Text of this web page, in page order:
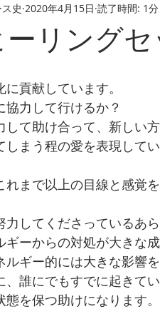
協働 メルマガ
ーリング
史 2020年4月15日 読了時間: 1分
貢献しています。
協力して行けるか？
して助け合って、新しい
しまう程の愛を表現して
まで以上の目線と感覚
力してくださっているあ
ギーからの対処が大きな
ルギー的には大きな影響
、誰にでもすでに起きて
を保つ助けになります。